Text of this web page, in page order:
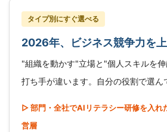
タイプ別にすぐ選べる
2026年、ビジネス競争力を
"組織を動かす"立場と"個人スキルを
打ち手が違います。自分の役割で選ん
▷ 部門・全社でAIリテラシー研修を入れ
営層